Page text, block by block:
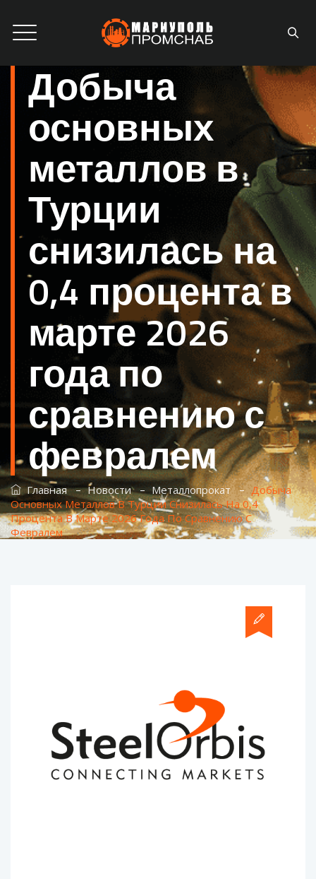
Добыча
основных
металлов в
Турции
снизилась на
0,4 процента в
марте 2026
года по
сравнению с
февралем
Главная–Новости–Металлопрокат–Добыча
Основных Металлов В Турции Снизилась На 0,4
Процента В Марте 2026 Года По Сравнению С
Февралем